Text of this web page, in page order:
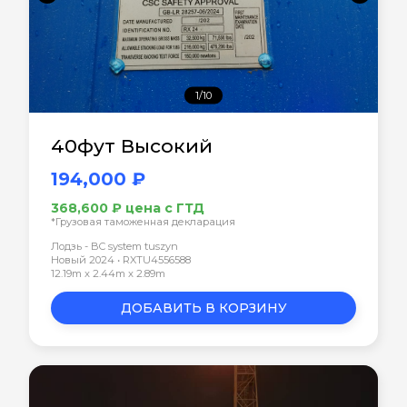
1/10
40фут Высокий
194,000 ₽
368,600 ₽ цена с ГТД
*Грузовая таможенная декларация
Лодзь - BC system tuszyn
Новый 2024 • RXTU4556588
12.19m x 2.44m x 2.89m
ДОБАВИТЬ В КОРЗИНУ